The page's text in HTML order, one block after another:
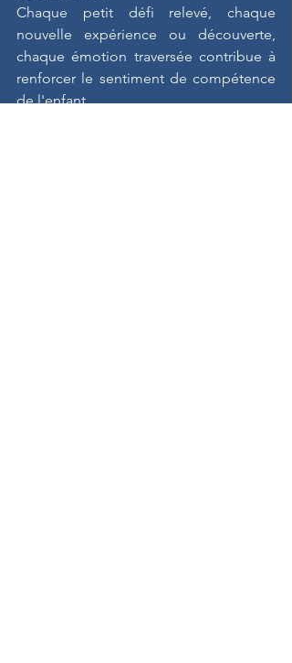
Chaque petit défi relevé, chaque
nouvelle expérience ou découverte,
chaque émotion traversée contribue à
renforcer le sentiment de compétence
de l'enfant.